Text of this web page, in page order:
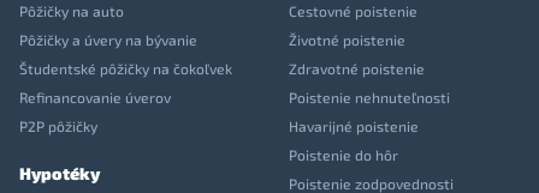
Pôžičky na auto
Pôžičky a úvery na bývanie
Študentské pôžičky na čokoľvek
Refinancovanie úverov
P2P pôžičky
Hypotéky
Cestovné poistenie
Životné poistenie
Zdravotné poistenie
Poistenie nehnuteľnosti
Havarijné poistenie
Poistenie do hôr
Poistenie zodpovednosti